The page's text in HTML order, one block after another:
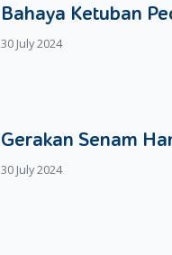
Bahaya Ketuban
30 July 2024
Gerakan Senam
30 July 2024